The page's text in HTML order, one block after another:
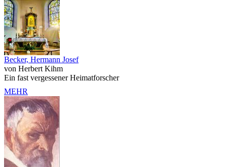
Becker, Hermann Josef
von Herbert Kihm
Ein fast vergessener Heimatforscher
MEHR